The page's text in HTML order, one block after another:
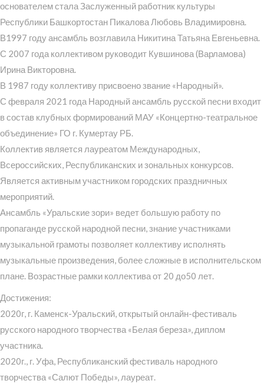
основателем стала Заслуженный работник культуры
Республики Башкортостан Пикалова Любовь Владимировна.
В1997 году ансамбль возглавила Никитина Татьяна Евгеньевна.
С 2007 года коллективом руководит Кувшинова (Варламова)
Ирина Викторовна.
В 1987 году коллективу присвоено звание «Народный».
С февраля 2021 года Народный ансамбль русской песни входит
в состав клубных формирований МАУ «Концертно-театральное
объединение» ГО г. Кумертау РБ.
Коллектив является лауреатом Международных,
Всероссийских, Республиканских и зональных конкурсов.
Является активным участником городских праздничных
мероприятий.
Ансамбль «Уральские зори» ведет большую работу по
пропаганде русской народной песни, знание участниками
музыкальной грамоты позволяет коллективу исполнять
музыкальные произведения, более сложные в исполнительском
плане. Возрастные рамки коллектива от 20 до50 лет.
Достижения:
2020г, г. Каменск-Уральский, открытый онлайн-фестиваль
русского народного творчества «Белая береза», диплом
участника.
2020г., г. Уфа, Республиканский фестиваль народного
творчества «Салют Победы», лауреат.